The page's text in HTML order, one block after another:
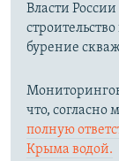
Власти России
бурение
что, согласно
полную
Крыма водой.